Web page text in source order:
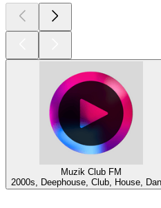
Muzik Club FM
2000s, Deephouse, Club, House,